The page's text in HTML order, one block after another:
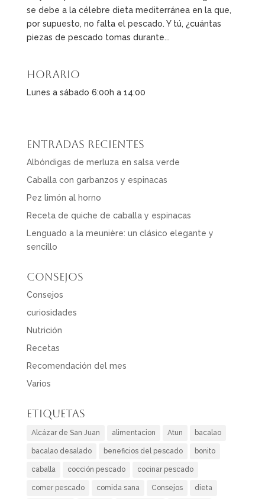
se debe a la célebre dieta mediterránea en la que,
por supuesto, no falta el pescado. Y tú, ¿cuántas
piezas de pescado tomas durante...
Horario
Lunes a sábado 6:00h a 14:00
Entradas recientes
Albóndigas de merluza en salsa verde
Caballa con garbanzos y espinacas
Pez limón al horno
Receta de quiche de caballa y espinacas
Lenguado a la meunière: un clásico elegante y
sencillo
Consejos
Consejos
curiosidades
Nutrición
Recetas
Recomendación del mes
Varios
Etiquetas
Alcázar de San Juan alimentacion Atun bacalao
bacalao desalado beneficios del pescado bonito
caballa cocción pescado cocinar pescado
comer pescado comida sana Consejos dieta